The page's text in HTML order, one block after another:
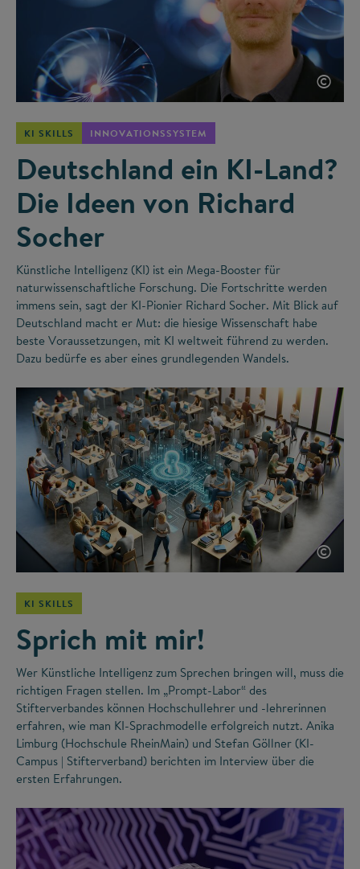
©
KI SKILLS INNOVATIONSSYSTEM
Deutschland ein KI-Land?
Die Ideen von Richard
Socher
Künstliche Intelligenz (KI) ist ein Mega-Booster für
naturwissenschaftliche Forschung. Die Fortschritte werden
immens sein, sagt der KI-Pionier Richard Socher. Mit Blick auf
Deutschland macht er Mut: die hiesige Wissenschaft habe
beste Voraussetzungen, mit KI weltweit führend zu werden.
Dazu bedürfe es aber eines grundlegenden Wandels.
©
KI SKILLS
Sprich mit mir!
Wer Künstliche Intelligenz zum Sprechen bringen will, muss die
richtigen Fragen stellen. Im „Prompt-Labor“ des
Stifterverbandes können Hochschullehrer und -lehrerinnen
erfahren, wie man KI-Sprachmodelle erfolgreich nutzt. Anika
Limburg (Hochschule RheinMain) und Stefan Göllner (KI-
Campus | Stifterverband) berichten im Interview über die
ersten Erfahrungen.